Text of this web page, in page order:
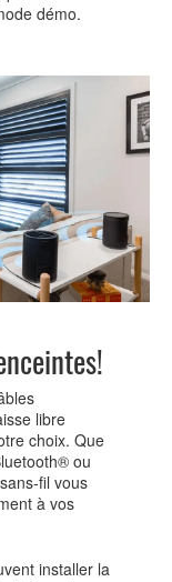
démo.
libre
choix. Que
ou
fil vous
à vos
installer la